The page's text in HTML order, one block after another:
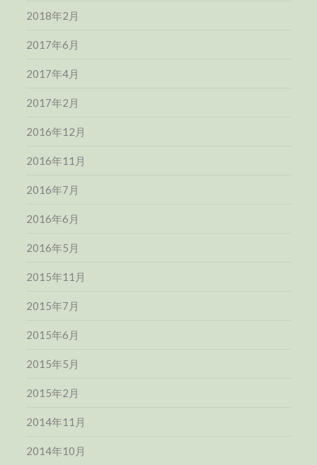
2018年2月
2017年6月
2017年4月
2017年2月
2016年12月
2016年11月
2016年7月
2016年6月
2016年5月
2015年11月
2015年7月
2015年6月
2015年5月
2015年2月
2014年11月
2014年10月